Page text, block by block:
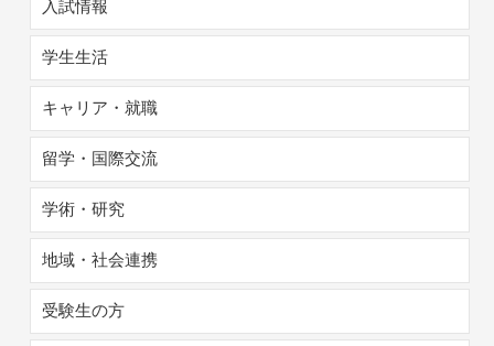
入試情報
学生生活
キャリア・就職
留学・国際交流
学術・研究
地域・社会連携
受験生の方